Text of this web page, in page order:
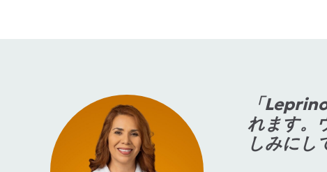
「
れます。
しみにし